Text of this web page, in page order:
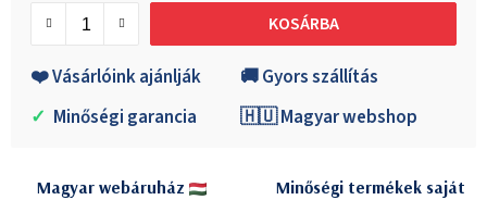
KOSÁRBA
❤️ Vásárlóink ajánlják
🚚 Gyors szállítás
✓ Minőségi garancia 🇭🇺 Magyar webshop
Magyar webáruház
Minőségi termékek saját